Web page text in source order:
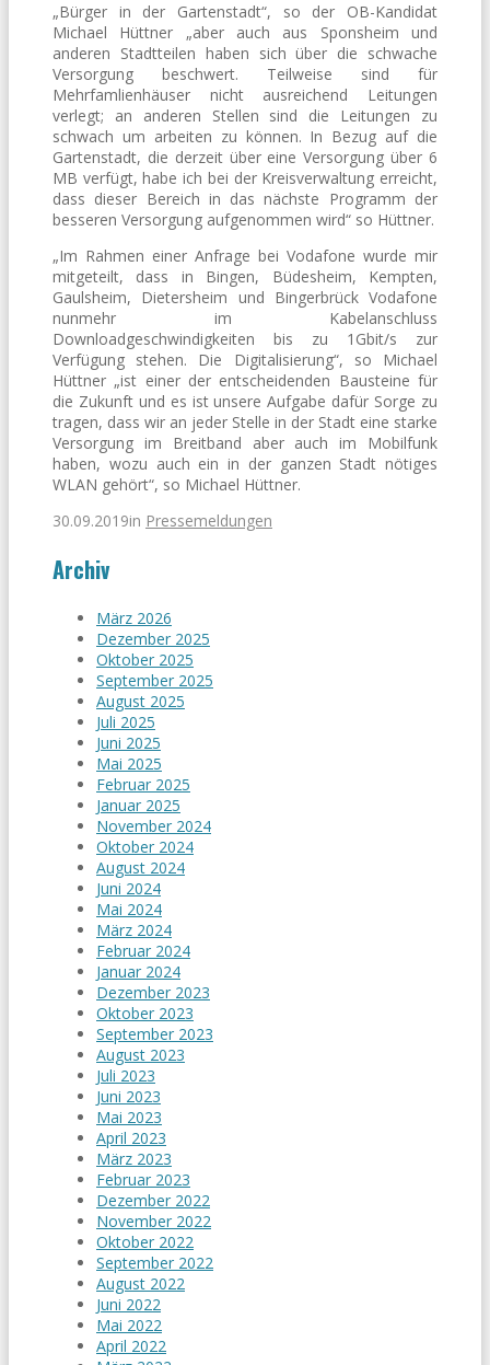
„Bürger in der Gartenstadt“, so der OB-Kandidat
Michael Hüttner „aber auch aus Sponsheim und
anderen Stadtteilen haben sich über die schwache
Versorgung beschwert. Teilweise sind für
Mehrfamlienhäuser nicht ausreichend Leitungen
verlegt; an anderen Stellen sind die Leitungen zu
schwach um arbeiten zu können. In Bezug auf die
Gartenstadt, die derzeit über eine Versorgung über 6
MB verfügt, habe ich bei der Kreisverwaltung erreicht,
dass dieser Bereich in das nächste Programm der
besseren Versorgung aufgenommen wird“ so Hüttner.
„Im Rahmen einer Anfrage bei Vodafone wurde mir
mitgeteilt, dass in Bingen, Büdesheim, Kempten,
Gaulsheim, Dietersheim und Bingerbrück Vodafone
nunmehr im Kabelanschluss
Downloadgeschwindigkeiten bis zu 1Gbit/s zur
Verfügung stehen. Die Digitalisierung“, so Michael
Hüttner „ist einer der entscheidenden Bausteine für
die Zukunft und es ist unsere Aufgabe dafür Sorge zu
tragen, dass wir an jeder Stelle in der Stadt eine starke
Versorgung im Breitband aber auch im Mobilfunk
haben, wozu auch ein in der ganzen Stadt nötiges
WLAN gehört“, so Michael Hüttner.
30.09.2019in Pressemeldungen
Archiv
März 2026
Dezember 2025
Oktober 2025
September 2025
August 2025
Juli 2025
Juni 2025
Mai 2025
Februar 2025
Januar 2025
November 2024
Oktober 2024
August 2024
Juni 2024
Mai 2024
März 2024
Februar 2024
Januar 2024
Dezember 2023
Oktober 2023
September 2023
August 2023
Juli 2023
Juni 2023
Mai 2023
April 2023
März 2023
Februar 2023
Dezember 2022
November 2022
Oktober 2022
September 2022
August 2022
Juni 2022
Mai 2022
April 2022